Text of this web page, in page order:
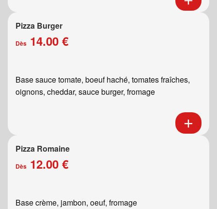
Pizza Burger
Dès 14.00 €
Base sauce tomate, boeuf haché, tomates fraîches,
oignons, cheddar, sauce burger, fromage
Pizza Romaine
Dès 12.00 €
Base crème, jambon, oeuf, fromage